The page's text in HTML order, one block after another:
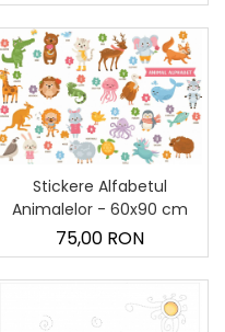
Stickere Alfabetul
Animalelor - 60x90 cm
75,00 RON